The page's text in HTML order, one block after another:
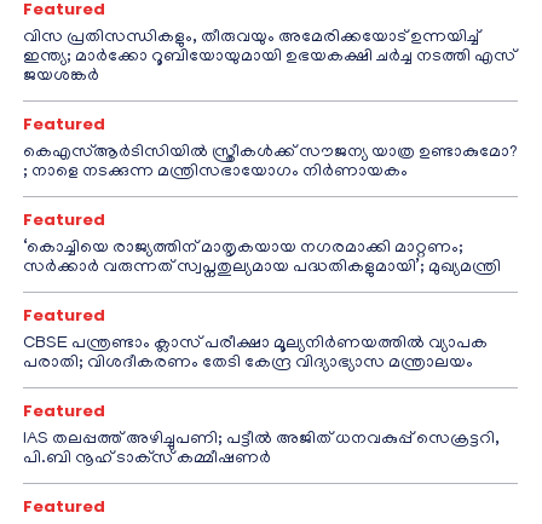
Featured
വിസ പ്രതിസന്ധികളും, തീരുവയും അമേരിക്കയോട് ഉന്നയിച്ച്
ഇന്ത്യ; മാർക്കോ റൂബിയോയുമായി ഉഭയകക്ഷി ചർച്ച നടത്തി എസ്
ജയശങ്കർ
Featured
കെഎസ്ആർടിസിയിൽ സ്ത്രീകൾക്ക് സൗജന്യ യാത്ര ഉണ്ടാകുമോ?
; നാളെ നടക്കുന്ന മന്ത്രിസഭായോഗം നിർണായകം
Featured
‘കൊച്ചിയെ രാജ്യത്തിന് മാതൃകയായ നഗരമാക്കി മാറ്റണം;
സർക്കാർ വരുന്നത് സ്വപ്നതുല്യമായ പദ്ധതികളുമായി’; മുഖ്യമന്ത്രി
Featured
CBSE പന്ത്രണ്ടാം ക്ലാസ് പരീക്ഷാ മൂല്യനിർണയത്തിൽ വ്യാപക
പരാതി; വിശദീകരണം തേടി കേന്ദ്ര വിദ്യാഭ്യാസ മന്ത്രാലയം
Featured
IAS തലപ്പത്ത് അഴിച്ചുപണി; പട്ടീല്‍ അജിത് ധനവകുപ്പ് സെക്രട്ടറി,
പി.ബി നൂഹ് ടാക്‌സ് കമ്മീഷണര്‍
Featured